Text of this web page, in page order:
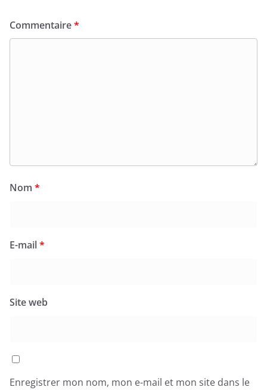
Commentaire*
Nom *
E-mail*
Site web
Enregistrer mon nom, mon e-mail et mon site dans le